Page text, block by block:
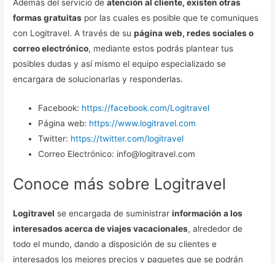
Además del servicio deatención al cliente, existen otras
formas gratuitas por las cuales es posible que te comuniques
con Logitravel. A través de supágina web, redes sociales o
correo electrónico, mediante estos podrás plantear tus
posibles dudas y así mismo el equipo especializado se
encargara de solucionarlas y responderlas.
Facebook: https://facebook.com/Logitravel
Página web: https://www.logitravel.com
Twitter: https://twitter.com/logitravel
Correo Electrónico: info@logitravel.com
Conoce más sobre Logitravel
Logitravel se encargada de suministrarinformación a los
interesados acerca de viajes vacacionales, alrededor de
todo el mundo, dando a disposición de su clientes e
interesados los mejores precios y paquetes que se podrán